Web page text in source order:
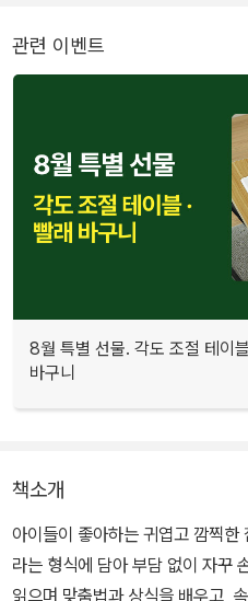
관련 이벤트
8월 특별 선물. 각도 조절 테이
바구니
책소개
아이들이 좋아하는 귀엽고 깜찍한
라는 형식에 담아 부담 없이 자꾸
읽으며 맞춤법과 상식을 배우고,